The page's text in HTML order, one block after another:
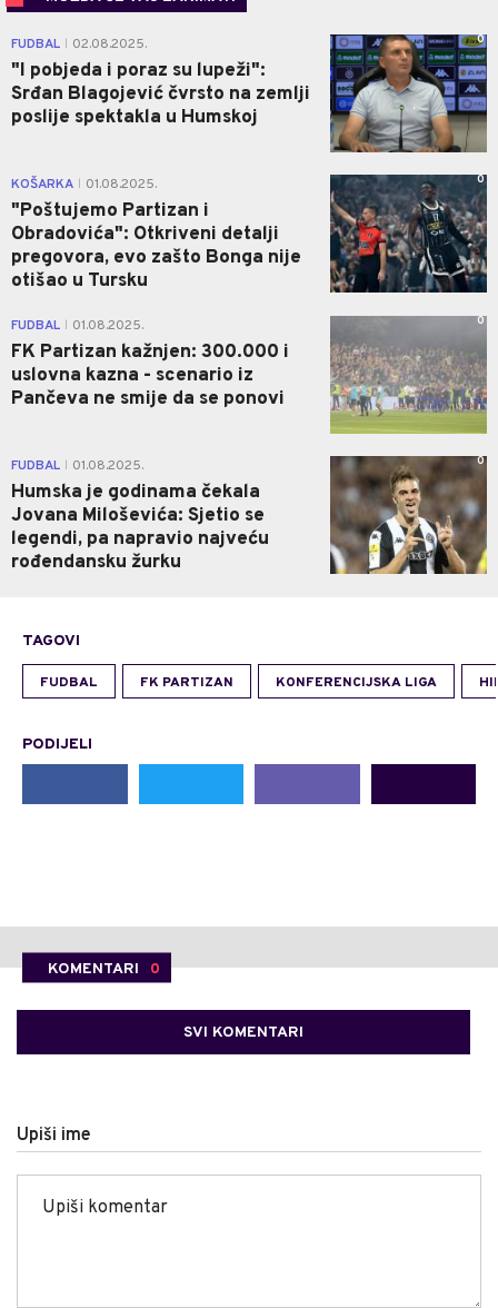
FUDBAL 02.08.2025.
"I pobjeda i poraz su lupeži":
Srđan Blagojević čvrsto na zemlji
poslije spektakla u Humskoj
0
KOŠARKA 01.08.2025.
"Poštujemo Partizan i
Obradovića": Otkriveni detalji
pregovora, evo zašto Bonga nije
otišao u Tursku
0
FUDBAL 01.08.2025.
FK Partizan kažnjen: 300.000 i
uslovna kazna - scenario iz
Pančeva ne smije da se ponovi
0
FUDBAL 01.08.2025.
Humska je godinama čekala
Jovana Miloševića: Sjetio se
legendi, pa napravio najveću
rođendansku žurku
0
TAGOVI
FUDBAL FK PARTIZAN KONFERENCIJSKA LIGA
PODIJELI
KOMENTARI 0
SVI KOMENTARI
Upiši ime